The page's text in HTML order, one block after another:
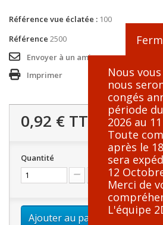
Référence vue éclatée : 100
Référence 2500
Envoyer à un ami
Imprimer
0,92 € TTC
Quantité
Ajouter au panier
Nous
nous
congés
période
2026 au
Toute
après le
sera
12
Merci de
L'équipe